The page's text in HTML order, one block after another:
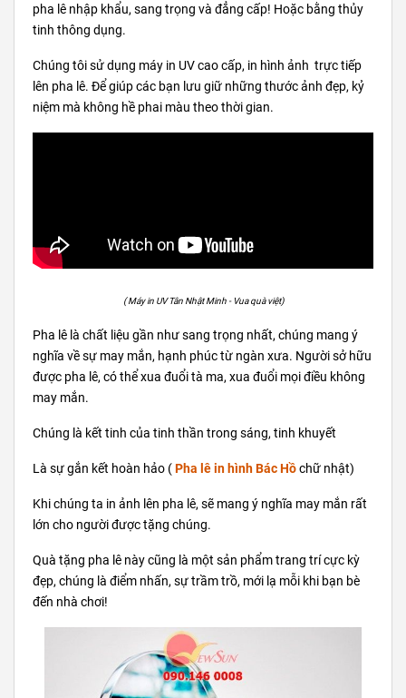
pha lê nhập khẩu, sang trọng và đẳng cấp! Hoặc bằng thủy
tinh thông dụng.
Chúng tôi sử dụng máy in UV cao cấp, in hình ảnh trực tiếp
lên pha lê. Để giúp các bạn lưu giữ những thước ảnh đẹp, kỷ
niệm mà không hề phai màu theo thời gian.
( Máy in UV Tân Nhật Minh - Vua quà việt)
Pha lê là chất liệu gần như sang trọng nhất, chúng mang ý
nghĩa về sự may mắn, hạnh phúc từ ngàn xưa. Người sở hữu
được pha lê, có thể xua đuổi tà ma, xua đuổi mọi điều không
may mắn.
Chúng là kết tinh của tinh thần trong sáng, tinh khuyết
Là sự gắn kết hoàn hảo (Pha lê in hình Bác Hồchữ nhật)
Khi chúng ta in ảnh lên pha lê, sẽ mang ý nghĩa may mắn rất
lớn cho người được tặng chúng.
Quà tặng pha lê này cũng là một sản phẩm trang trí cực kỳ
đẹp, chúng là điểm nhấn, sự trầm trồ, mới lạ mỗi khi bạn bè
đến nhà chơi!